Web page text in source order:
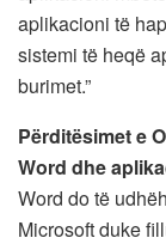
aplikacioni të
sistemi të heqë
burimet.”
Përditësimet e
Word dhe
Word do të
Microsoft duke